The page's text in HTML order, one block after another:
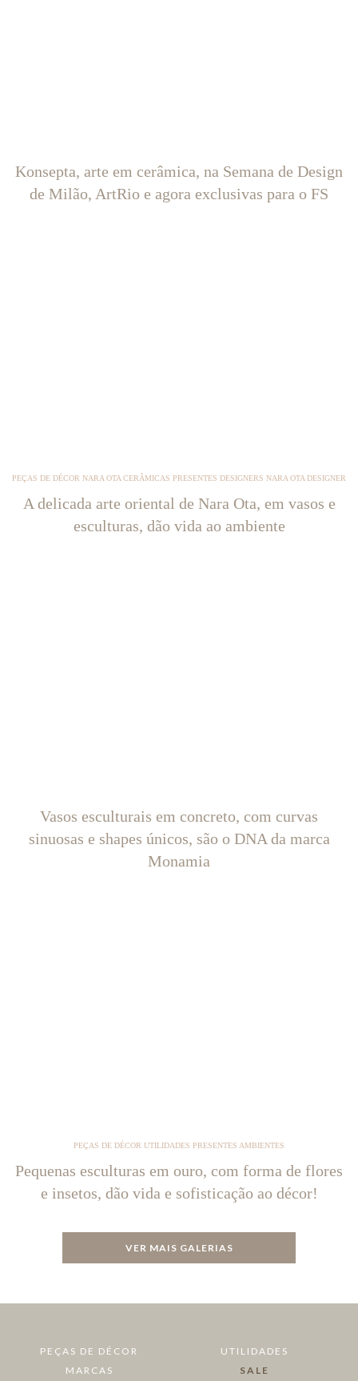
Konsepta, arte em cerâmica, na Semana de Design
de Milão, ArtRio e agora exclusivas para o FS
PEÇAS DE DÉCOR NARA OTA CERÂMICAS PRESENTES DESIGNERS NARA OTA DESIGNER
A delicada arte oriental de Nara Ota, em vasos e
esculturas, dão vida ao ambiente
Vasos esculturais em concreto, com curvas
sinuosas e shapes únicos, são o DNA da marca
Monamia
PEÇAS DE DÉCOR UTILIDADES PRESENTES AMBIENTES
Pequenas esculturas em ouro, com forma de flores
e insetos, dão vida e sofisticação ao décor!
VER MAIS GALERIAS
PEÇAS DE DÉCOR
UTILIDADES
MARCAS
SALE